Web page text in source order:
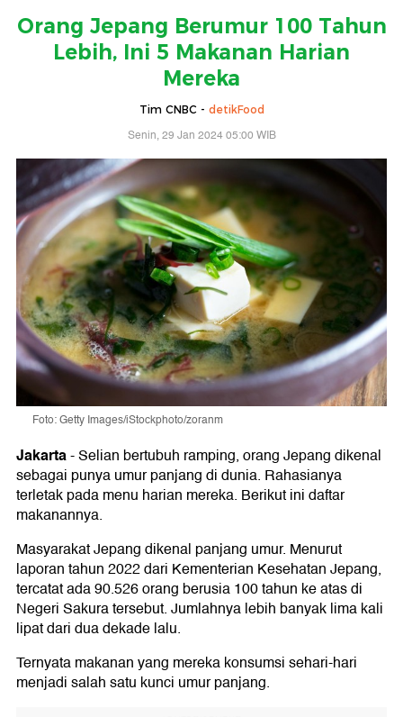
Orang Jepang Berumur 100 Tahun
Lebih, Ini 5 Makanan Harian
Mereka
Tim CNBC - detikFood
Senin, 29 Jan 2024 05:00 WIB
Foto: Getty Images/iStockphoto/zoranm
Jakarta-Selian bertubuh ramping, orang Jepang dikenal
sebagai punya umur panjang di dunia. Rahasianya
terletak pada menu harian mereka. Berikut ini daftar
makanannya.
Masyarakat Jepang dikenal panjang umur. Menurut
laporan tahun 2022 dari Kementerian Kesehatan Jepang,
tercatat ada 90.526 orang berusia 100 tahun ke atas di
Negeri Sakura tersebut. Jumlahnya lebih banyak lima kali
lipat dari dua dekade lalu.
Ternyata makanan yang mereka konsumsi sehari-hari
menjadi salah satu kunci umur panjang.